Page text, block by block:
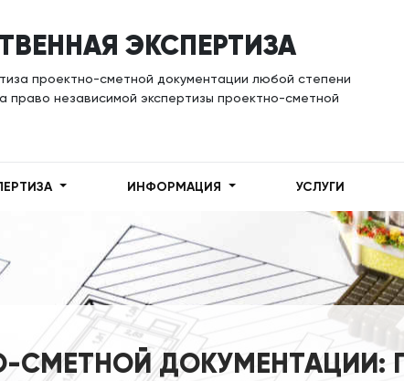
ЭКСПЕРТИЗА
проектно-сметной документации любой степени
право независимой экспертизы проектно-сметной
ИНФОРМАЦИЯ УСЛУГИ
СМЕТНОЙ